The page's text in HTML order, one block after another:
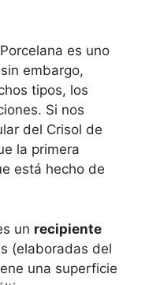
es uno
embargo,
tipos, los
Si nos
del Crisol de
la primera
está hecho de
un recipiente
(elaboradas del
una superficie